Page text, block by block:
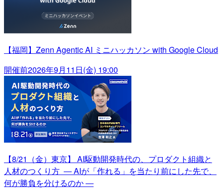
【福岡】Zenn Agentic AI ミニハッカソン with Google Cloud
開催前2026年9月11日(金) 19:00
【8/21（金）東京】 AI駆動開発時代の、プロダクト組織と
人材のつくり方 ― AIが「作れる」を当たり前にした先で、
何が勝負を分けるのか ―